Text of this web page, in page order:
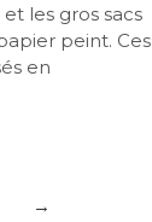
les gros sacs
peint. Ces
en
→